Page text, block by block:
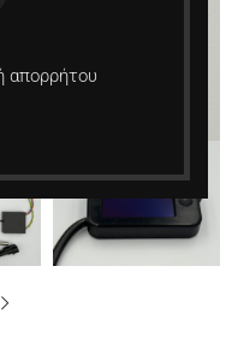
απορρήτου